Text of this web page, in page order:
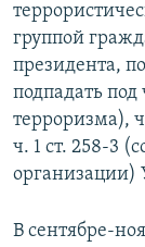
группой
президента,
подпадать
терроризма),
ч. 1 ст. 258-3
В сентябре-